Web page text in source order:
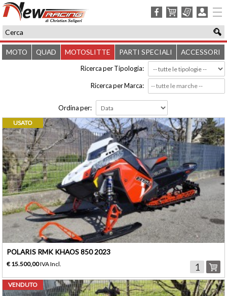
facebookcarrelloordini login
MOTO QUAD MOTOSLITTE PARTI SPECIALI ACCESSORI
Ricerca per Tipologia:
Ricerca per Marca:
Ordina per:
POLARIS RMK KHAOS 850 2023
USATO
€ 15.500,00IVA Incl.
VENDUTO